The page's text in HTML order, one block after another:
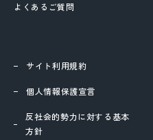
よくあるご質問
サイト利用規約
個人情報保護宣言
反社会的勢力に対する基本
方針